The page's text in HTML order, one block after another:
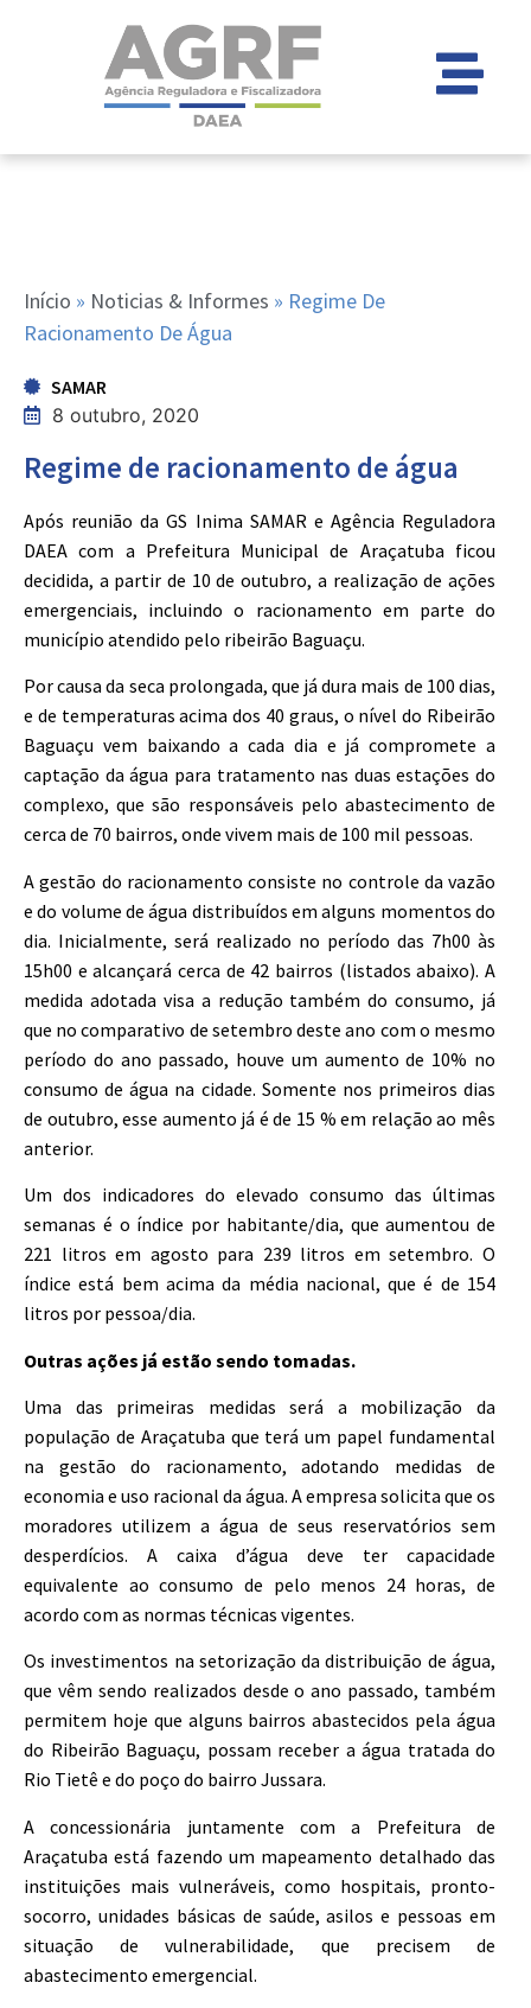
Início » Noticias & Informes » Regime De
Racionamento De Água
SAMAR
8 outubro, 2020
Regime de racionamento de água
Após reunião da GS Inima SAMAR e Agência Reguladora
DAEA com a Prefeitura Municipal de Araçatuba ficou
decidida, a partir de 10 de outubro, a realização de ações
emergenciais, incluindo o racionamento em parte do
município atendido pelo ribeirão Baguaçu.
Por causa da seca prolongada, que já dura mais de 100 dias,
e de temperaturas acima dos 40 graus, o nível do Ribeirão
Baguaçu vem baixando a cada dia e já compromete a
captação da água para tratamento nas duas estações do
complexo, que são responsáveis pelo abastecimento de
cerca de 70 bairros, onde vivem mais de 100 mil pessoas.
A gestão do racionamento consiste no controle da vazão
e do volume de água distribuídos em alguns momentos do
dia. Inicialmente, será realizado no período das 7h00 às
15h00 e alcançará cerca de 42 bairros (listados abaixo). A
medida adotada visa a redução também do consumo, já
que no comparativo de setembro deste ano com o mesmo
período do ano passado, houve um aumento de 10% no
consumo de água na cidade. Somente nos primeiros dias
de outubro, esse aumento já é de 15 % em relação ao mês
anterior.
Um dos indicadores do elevado consumo das últimas
semanas é o índice por habitante/dia, que aumentou de
221 litros em agosto para 239 litros em setembro. O
índice está bem acima da média nacional, que é de 154
litros por pessoa/dia.
Outras ações já estão sendo tomadas.
Uma das primeiras medidas será a mobilização da
população de Araçatuba que terá um papel fundamental
na gestão do racionamento, adotando medidas de
economia e uso racional da água. A empresa solicita que os
moradores utilizem a água de seus reservatórios sem
desperdícios. A caixa d’água deve ter capacidade
equivalente ao consumo de pelo menos 24 horas, de
acordo com as normas técnicas vigentes.
Os investimentos na setorização da distribuição de água,
que vêm sendo realizados desde o ano passado, também
permitem hoje que alguns bairros abastecidos pela água
do Ribeirão Baguaçu, possam receber a água tratada do
Rio Tietê e do poço do bairro Jussara.
A concessionária juntamente com a Prefeitura de
Araçatuba está fazendo um mapeamento detalhado das
instituições mais vulneráveis, como hospitais, pronto-
socorro, unidades básicas de saúde, asilos e pessoas em
situação de vulnerabilidade, que precisem de
abastecimento emergencial.